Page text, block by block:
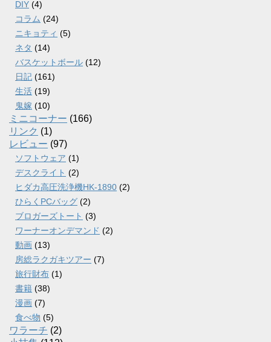
DIY (4)
コラム (24)
ニキョティ (5)
ネタ (14)
バスケットボール (12)
日記 (161)
生活 (19)
鬼嫁 (10)
ミニコーナー (166)
リンク (1)
レビュー (97)
ソフトウェア (1)
デスクライト (2)
ヒダカ高圧洗浄機HK-1890 (2)
ひらくPCバッグ (2)
ブロガーズトート (3)
ワーナーオンデマンド (2)
動画 (13)
房総ラクガキツアー (7)
旅行財布 (1)
書籍 (38)
漫画 (7)
食べ物 (5)
ワラーチ (2)